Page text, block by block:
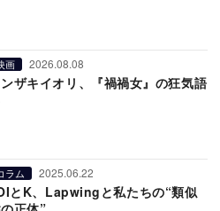
画 2026.08.08
ザキイオリ、『禍禍女』の狂気語
ラム 2025.06.22
とK、Lapwingと私たちの“類似